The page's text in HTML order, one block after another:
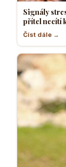
Signály
přítel necítí
Číst dále →